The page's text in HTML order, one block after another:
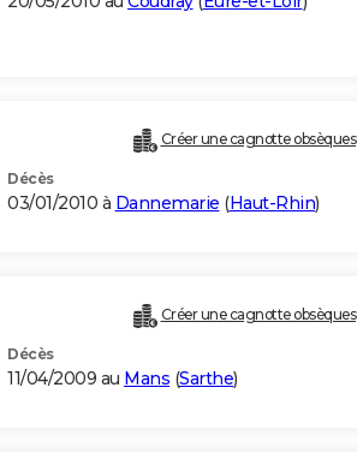
Créer une cagnotte obsèques
Décès
03/01/2010 à Dannemarie (Haut-Rhin)
Créer une cagnotte obsèques
Décès
11/04/2009 au Mans (Sarthe)